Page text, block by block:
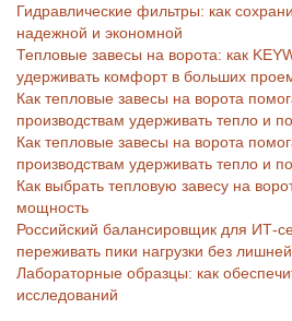
Гидравлические фильтры: как
надежной и экономной
Тепловые завесы на ворота: как
удерживать комфорт в больших
Как тепловые завесы на ворота
производствам удерживать тепло и
Как тепловые завесы на ворота
производствам удерживать тепло и
Как выбрать тепловую завесу на
мощность
Российский балансировщик для ИТ-
переживать пики нагрузки без
Лабораторные образцы: как
исследований